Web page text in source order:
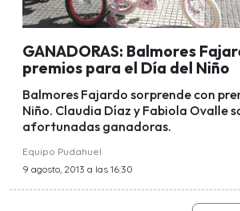
GANADORAS: Balmores
premios para el Día del Niño
Balmores Fajardo sorprende con
Niño. Claudia Díaz y Fabiola Ovalle
afortunadas ganadoras.
Equipo Pudahuel
9 agosto, 2013 a las 16:30